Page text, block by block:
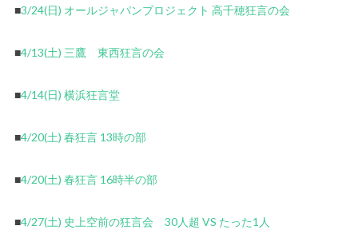
■3/24(日) オールジャパンプロジェクト 高千穂狂言の会
■4/13(土) 三鷹 東西狂言の会
■4/14(日) 横浜狂言堂
■4/20(土) 春狂言 13時の部
■4/20(土) 春狂言 16時半の部
■4/27(土) 史上空前の狂言会 30人超 VS たった1人